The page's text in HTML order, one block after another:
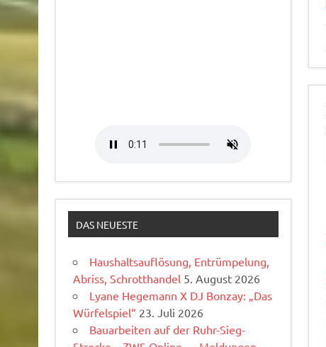
DAS NEUESTE
Haushaltsauflösung, Entrümpelung,
Abriss, Schrotthandel 5. August 2026
Lyane Hegemann X DJ Bonzay: „Das
Würfelspiel“ 23. Juli 2026
Bauarbeiten auf der Ruhr-Sieg-